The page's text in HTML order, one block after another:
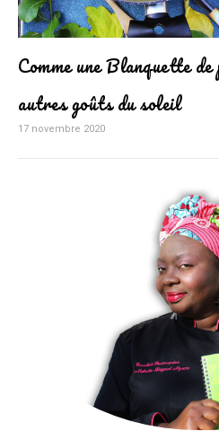
Comme une Blanquette
autres goûts du soleil
17 novembre 2020